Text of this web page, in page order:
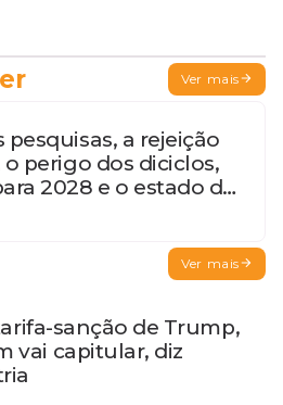
Ver mais
a rejeição
perigo dos diciclos,
2028 e o estado de
Ver mais
sanção de Trump,
vai capitular, diz